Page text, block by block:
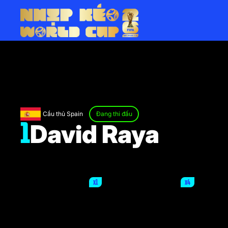
Cầu thủ Spain Đang thi đấu
1David Raya
x1 x4